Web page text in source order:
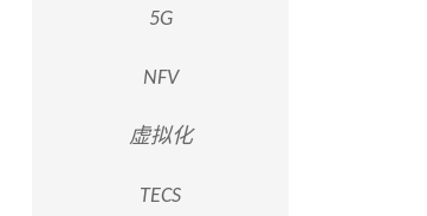
5G
NFV
虚拟化
TECS